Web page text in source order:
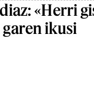
«Herri
ikusi